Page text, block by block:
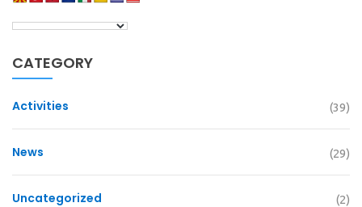
CATEGORY
Activities (39)
News (29)
Uncategorized (2)